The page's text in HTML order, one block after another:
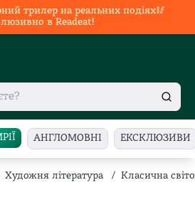
трилер на реальних подіях🥢
в Readeat!
АНГЛОМОВНІ ЕКСКЛЮЗИВИ
Художня література / Класична